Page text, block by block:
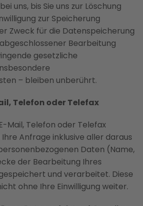
uns, bis Sie uns zur Löschung
zur Speicherung
Zweck für die Datenspeicherung
Bearbeitung
gesetzliche
– bleiben unberührt.
Telefon oder Telefax
Mail, Telefon oder Telefax
Anfrage inklusive aller daraus
Daten (Name,
der Bearbeitung Ihres
und verarbeitet. Diese
ohne Ihre Einwilligung weiter.